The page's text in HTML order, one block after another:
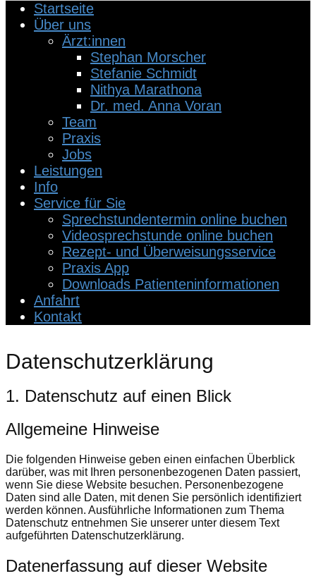
Startseite
Über uns
Ärzt:innen
Stephan Morscher
Stefanie Schmidt
Nithya Marathona
Dr. med. Anna Voran
Team
Praxis
Jobs
Leistungen
Info
Service für Sie
Sprechstundentermin online buchen
Videosprechstunde online buchen
Rezept- und Überweisungsservice
Praxis App
Downloads Patienteninformationen
Anfahrt
Kontakt
Datenschutz­erklärung
1. Datenschutz auf einen Blick
Allgemeine Hinweise
Die folgenden Hinweise geben einen einfachen Überblick
darüber, was mit Ihren personenbezogenen Daten passiert,
wenn Sie diese Website besuchen. Personenbezogene
Daten sind alle Daten, mit denen Sie persönlich identifiziert
werden können. Ausführliche Informationen zum Thema
Datenschutz entnehmen Sie unserer unter diesem Text
aufgeführten Datenschutzerklärung.
Datenerfassung auf dieser Website